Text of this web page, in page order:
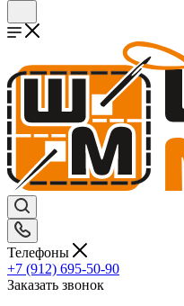
Телефоны
+7 (912) 695-50-90
Заказать звонок